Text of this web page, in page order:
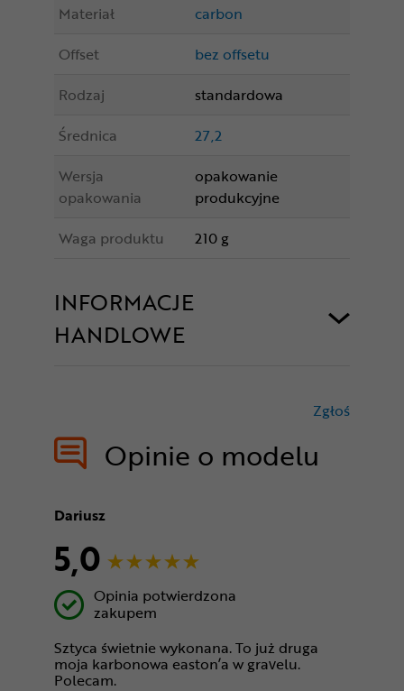
Materiał
carbon
Offset
bez offsetu
Rodzaj
standardowa
Średnica
27,2
Wersja
opakowania
opakowanie
produkcyjne
Waga produktu
210 g
INFORMACJE
HANDLOWE
Opinie o modelu
Zgłoś
Dariusz
5,0
Opinia potwierdzona
zakupem
Sztyca świetnie wykonana. To już druga
moja karbonowa easton’a w gravelu.
Polecam.